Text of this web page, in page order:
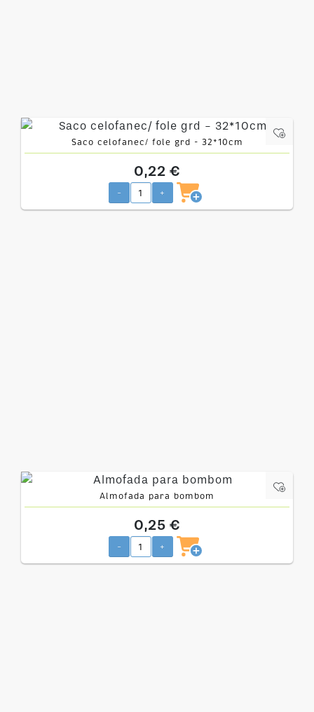
Saco celofanec/ fole grd - 32*10cm
0,22 €
- +
Almofada para bombom
0,25 €
- +